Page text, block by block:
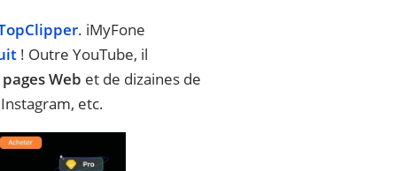
. iMyFone
! Outre YouTube, il
Web et de dizaines de
etc.